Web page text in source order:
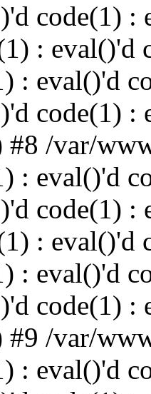
code(1) :
: eval()'d
: eval()'d
code(1) :
#8 /var/
: eval()'d
code(1) :
: eval()'d
: eval()'d
code(1) :
#9 /var/
: eval()'d